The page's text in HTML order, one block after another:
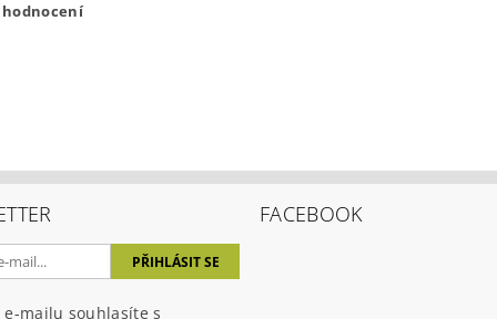
e-mailu souhlasíte s
FACEBOOK